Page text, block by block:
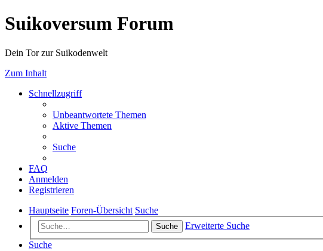
Suikoversum Forum
Dein Tor zur Suikodenwelt
Zum Inhalt
Schnellzugriff
Unbeantwortete Themen
Aktive Themen
Suche
FAQ
Anmelden
Registrieren
Hauptseite Foren-Übersicht Suche
Suche
Erweiterte Suche
Suche